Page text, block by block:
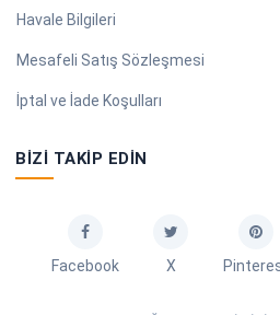
Havale Bilgileri
Mesafeli Satış Sözleşmesi
İptal ve İade Koşulları
BIZI TAKIP EDIN
Facebook X